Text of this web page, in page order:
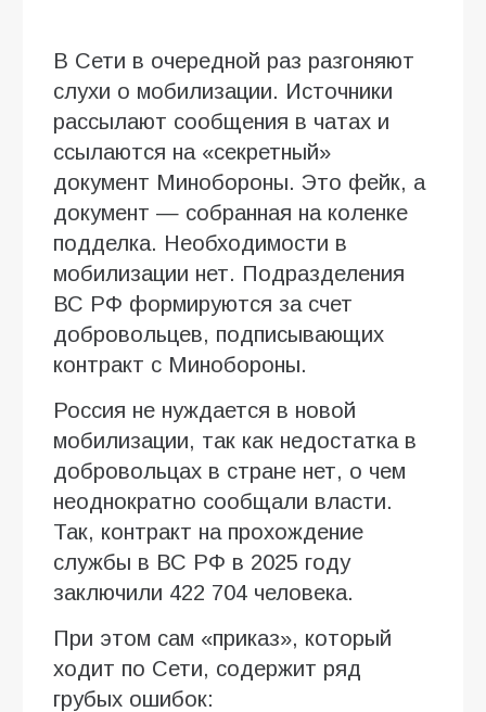
В Сети в очередной раз разгоняют
слухи о мобилизации. Источники
рассылают сообщения в чатах и
ссылаются на «секретный»
документ Минобороны. Это фейк, а
документ — собранная на коленке
подделка. Необходимости в
мобилизации нет. Подразделения
ВС РФ формируются за счет
добровольцев, подписывающих
контракт с Минобороны.
Россия не нуждается в новой
мобилизации, так как недостатка в
добровольцах в стране нет, о чем
неоднократно сообщали власти.
Так, контракт на прохождение
службы в ВС РФ в 2025 году
заключили 422 704 человека.
При этом сам «приказ», который
ходит по Сети, содержит ряд
грубых ошибок: